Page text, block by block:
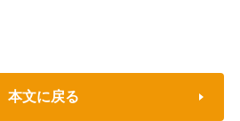
本文に戻る